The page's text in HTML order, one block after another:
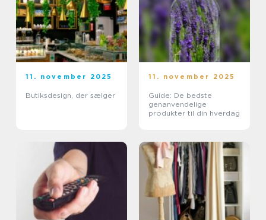
11. november 2025
Butiksdesign, der sælger
11. november 2025
Guide: De bedste
genanvendelige
produkter til din hverdag